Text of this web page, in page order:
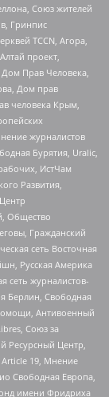
Союз жителей
Гринпис
TCCN, Агора,
проект,
Прав Человека,
Дом прав
человека Крым,
журналистов
Бурятия, Uralic,
ИстЧам
Развития,
Общество
Гражданский
сеть Восточная
Русская Америка
сеть журналистов-
Берлин, Свободная
Антивоенный
Союз за
Ресурсный Центр,
19, Мнение
Свободная Европа,
имени Фридриха